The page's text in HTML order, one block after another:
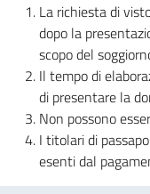
La richiesta di
dopo la
scopo del
Il tempo di
di presentare la
Non possono
I titolari di
esenti dal